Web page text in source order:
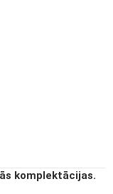
komplektācijas.